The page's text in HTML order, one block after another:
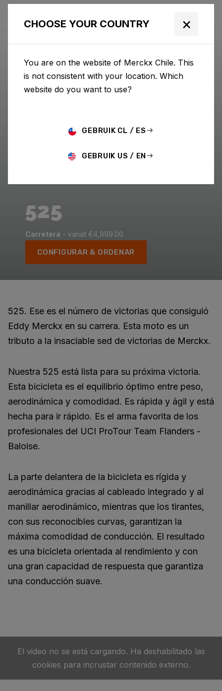
525
Carretera - vanaf €4,999.00
CONFIGURAR & ORDENAR
525. Ese es el número de victorias que consiguió
Eddy Merckx en su carrera. Esta moto es un
tributo a la insaciable sed de victorias de Merckx.
Nuestra 525 está lista para su próxima victoria.
Esta bicicleta es el equilibrio óptimo entre peso,
aerodinámica y comodidad. Es rápida y ágil y está
hecha para ir rápido. Es el arma favorita de los
profesionales del UCI ProTour Team Flanders -
Baloise.
La parte delantera de la bicicleta es rígida y
aerodinámica gracias al cableado integrado y al
manillar aerodinámico, mientras que los tirantes,
con sus reconocibles curvas, garantizan la
máxima comodidad de conducción. El resultado
es una bicicleta orientada al rendimiento y con
una gran capacidad de respuesta que garantiza
una conducción suave.
El video no se está cargando. Ha deshabilitado las
cookies para incrustar contenido externo.
CHOOSE YOUR COUNTRY ×
You are on the website of Merckx Chile. This
is not consistent with your location. Which
website do you want to use?
GEBRUIK CL / ES
GEBRUIK US / EN